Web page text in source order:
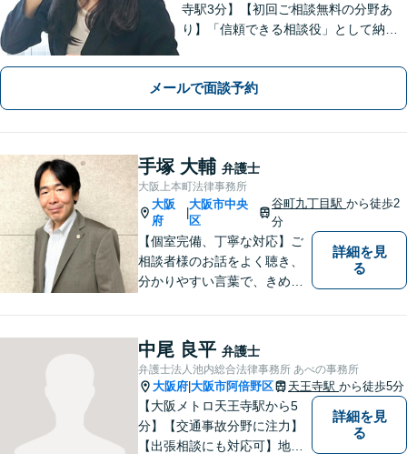
寺駅3分】【初回ご相談無料の分野あ
り】「信頼できる相談役」として納得
問題】安心して相談できる環境・関係
づくりを心がけます【借金・債務整
理】経済状況に応じて適切な解決策を
ご提案します
メールで面談予約
手塚 大輔 弁護士
大阪上本町法律事務所
大阪
府
|
大阪市中央
区
谷町九丁目駅から徒歩2
分
【個室完備、丁寧な対応】ご
相談者様のお話をよく聴き、
分かりやすい言葉で、きめ細
ております。相談にお越しい
ただいた方々が安心して落ち
着いてお話することができる
よう、完全個室をご準備して
おります。どうぞお気軽にご
相談ください。
詳細を見
る
中尾 良平 弁護士
弁護士法人池内総合法律事務所 あべの事務所
大阪府 大阪市阿倍野区 天王寺駅 から徒歩5分
【大阪メトロ天王寺駅から5
分】【交通事故分野に注力】
【出張相談にも対応可】地元
詳細を見
る